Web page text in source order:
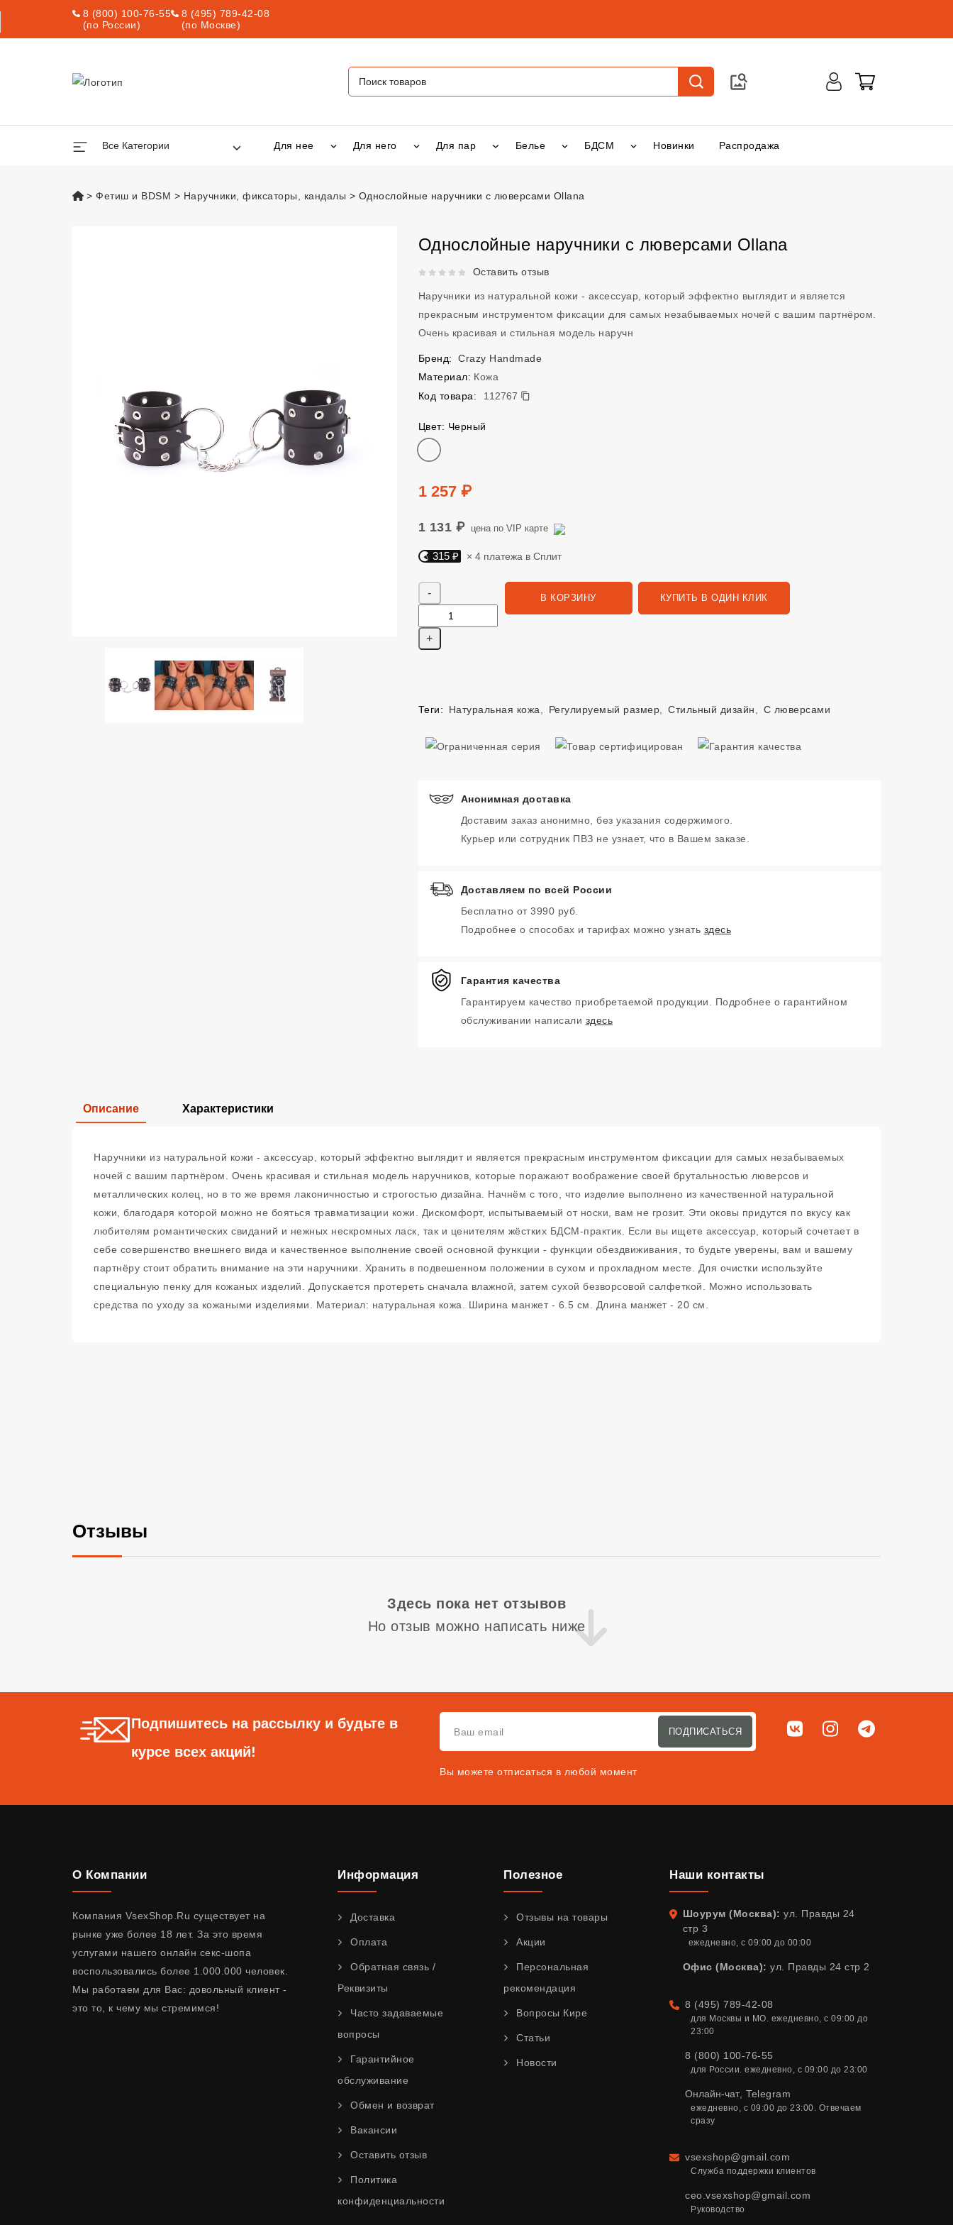
8 (800) 100-76-55
(по России)
8 (495) 789-42-08
(по Москве)
Все Категории Для нее Для него Для пар Белье БДСМ Новинки Распродажа
vsexshop.ru
Фетиш и BDSM Наручники, фиксаторы, кандалы Однослойные наручники с люверсами Ollana
Однослойные наручники с люверсами Ollana
Рейтинг 5 из 5.Оставить отзыв
Наручники из натуральной кожи - аксессуар, который эффектно выглядит и является
прекрасным инструментом фиксации для самых незабываемых ночей с вашим партнёром.
Очень красивая и стильная модель наручн
Бренд:
Crazy Handmade
Материал: Кожа
Код товара:
112767
112767
Цвет: Черный
Цвет
Цена
1 257 ₽
1 131 ₽ цена по VIP карте
Яндекс Сплит. 315 руб, 4 платежа в Сплит
315 ₽ × 4 платежа в Сплит
В КОРЗИНУ КУПИТЬ В ОДИН КЛИК
Теги: Натуральная кожа Регулируемый размер Стильный дизайн С люверсами
Анонимная доставка
Доставим заказ анонимно, без указания содержимого.
Курьер или сотрудник ПВЗ не узнает, что в Вашем заказе.
Доставляем по всей России
Бесплатно от 3990 руб.
Подробнее о способах и тарифах можно узнать здесь
Гарантия качества
Гарантируем качество приобретаемой продукции. Подробнее о гарантийном
обслуживании написали здесь
Описание Характеристики
Наручники из натуральной кожи - аксессуар, который эффектно выглядит и является прекрасным инструментом фиксации для самых незабываемых
ночей с вашим партнёром. Очень красивая и стильная модель наручников, которые поражают воображение своей брутальностью люверсов и
металлических колец, но в то же время лаконичностью и строгостью дизайна. Начнём с того, что изделие выполнено из качественной натуральной
кожи, благодаря которой можно не бояться травматизации кожи. Дискомфорт, испытываемый от носки, вам не грозит. Эти оковы придутся по вкусу как
любителям романтических свиданий и нежных нескромных ласк, так и ценителям жёстких БДСМ-практик. Если вы ищете аксессуар, который сочетает в
себе совершенство внешнего вида и качественное выполнение своей основной функции - функции обездвиживания, то будьте уверены, вам и вашему
партнёру стоит обратить внимание на эти наручники. Хранить в подвешенном положении в сухом и прохладном месте. Для очистки используйте
специальную пенку для кожаных изделий. Допускается протереть сначала влажной, затем сухой безворсовой салфеткой. Можно использовать
средства по уходу за кожаными изделиями. Материал: натуральная кожа. Ширина манжет - 6.5 см. Длина манжет - 20 см.
Отзывы
Здесь пока нет отзывов
Но отзыв можно написать ниже
Подпишитесь на рассылку и будьте в
курсе всех акций!
ПОДПИСАТЬСЯ
Вы можете отписаться в любой момент
Мы в соц. сетях
ВКонтактеInstagramTelegram
О Компании
Компания VsexShop.Ru существует на
рынке уже более 18 лет. За это время
услугами нашего онлайн секс-шопа
воспользовались более 1.000.000 человек.
Мы работаем для Вас: довольный клиент -
это то, к чему мы стремимся!
Информация
Доставка
Оплата
Обратная связь /
Реквизиты
Часто задаваемые
вопросы
Гарантийное
обслуживание
Обмен и возврат
Вакансии
Оставить отзыв
Политика
конфиденциальности
Полезное
Отзывы на товары
Акции
Персональная
рекомендация
Вопросы Кире
Статьи
Новости
Наши контакты
Адрес
Шоурум (Москва): ул. Правды 24
стр 3
ежедневно, с 09:00 до 00:00
Офис (Москва): ул. Правды 24 стр 2
Телефон
8 (495) 789-42-08
для Москвы и МО. ежедневно, с 09:00 до
23:00
8 (800) 100-76-55
для России. ежедневно, с 09:00 до 23:00
Онлайн-чат,Telegram
ежедневно, с 09:00 до 23:00. Отвечаем
сразу
Email
vsexshop@gmail.com
Служба поддержки клиентов
ceo.vsexshop@gmail.com
Руководство